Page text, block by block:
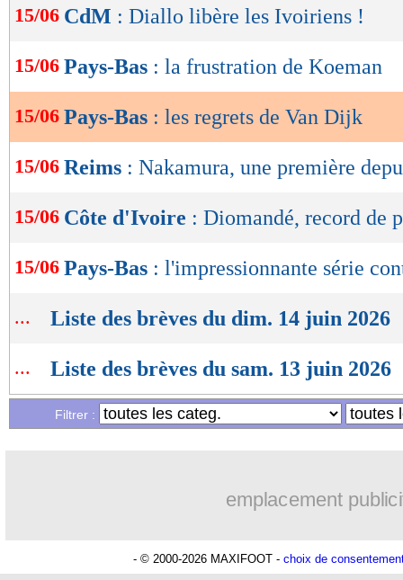
de
OK
15/06 CdM : Diallo libère les Ivoiriens !
15/06 Pays-Bas : la frustration de Koeman
15/06 Pays-Bas : les regrets de Van Dijk
15/06 Reims : Nakamura, une première
15/06 Côte d'Ivoire : Diomandé, record de
15/06 Pays-Bas : l'impressionnante série
... Liste des brèves du dim. 14 juin 2026
... Liste des brèves du sam. 13 juin 2026
Filtrer :
emplacement
- © 2000-2026 MAXIFOOT - choix de